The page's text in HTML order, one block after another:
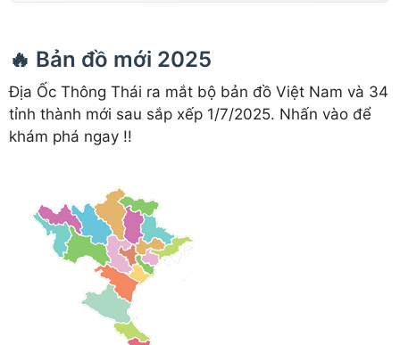
🔥 Bản đồ mới 2025
Địa Ốc Thông Thái ra mắt bộ bản đồ Việt Nam và 34
tỉnh thành mới sau sắp xếp 1/7/2025. Nhấn vào để
khám phá ngay !!